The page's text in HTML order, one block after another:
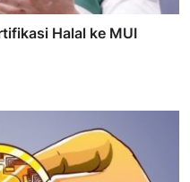
Halal ke MUI